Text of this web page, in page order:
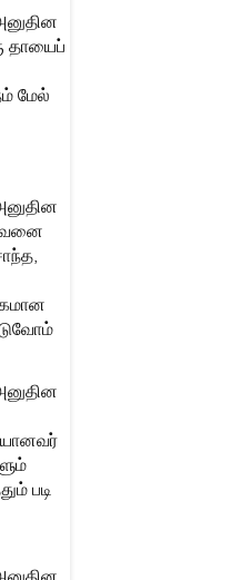
தாயைப்
மேல்
படி